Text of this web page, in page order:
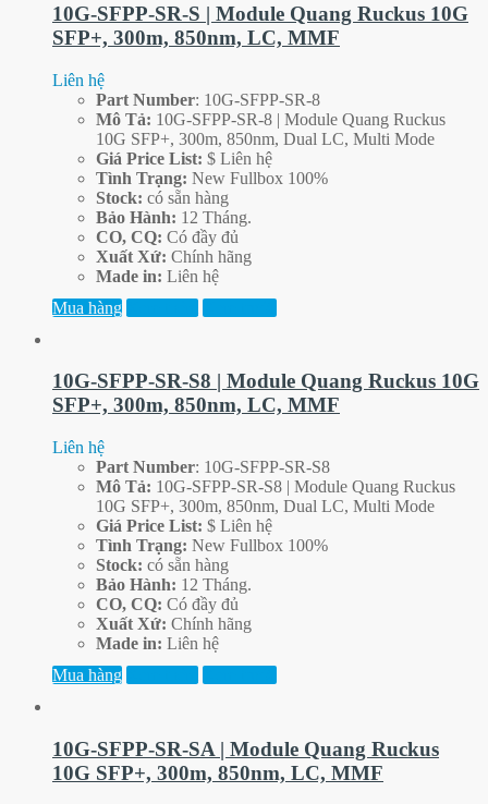
10G-SFPP-SR-S | Module Quang Ruckus 10G
SFP+, 300m, 850nm, LC, MMF
Liên hệ
Part Number: 10G-SFPP-SR-8
Mô Tả: 10G-SFPP-SR-8 | Module Quang Ruckus
10G SFP+, 300m, 850nm, Dual LC, Multi Mode
Giá Price List: $ Liên hệ
Tình Trạng: New Fullbox 100%
Stock: có sẵn hàng
Bảo Hành: 12 Tháng.
CO, CQ: Có đầy đủ
Xuất Xứ: Chính hãng
Made in: Liên hệ
Mua hàng
10G-SFPP-SR-S8 | Module Quang Ruckus 10G
SFP+, 300m, 850nm, LC, MMF
Liên hệ
Part Number: 10G-SFPP-SR-S8
Mô Tả: 10G-SFPP-SR-S8 | Module Quang Ruckus
10G SFP+, 300m, 850nm, Dual LC, Multi Mode
Giá Price List: $ Liên hệ
Tình Trạng: New Fullbox 100%
Stock: có sẵn hàng
Bảo Hành: 12 Tháng.
CO, CQ: Có đầy đủ
Xuất Xứ: Chính hãng
Made in: Liên hệ
Mua hàng
10G-SFPP-SR-SA | Module Quang Ruckus
10G SFP+, 300m, 850nm, LC, MMF